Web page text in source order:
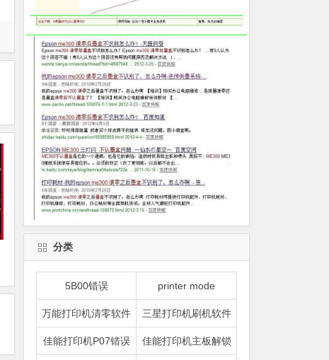
分类
5B00错误 printer mode
万能打印机清零软件 三星打印机刷机软件
佳能打印机P07错误 佳能打印机主板解锁